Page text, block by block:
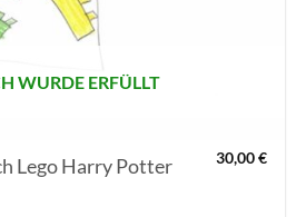
WURDE ERFÜLLT
Lego Harry Potter
30,00€